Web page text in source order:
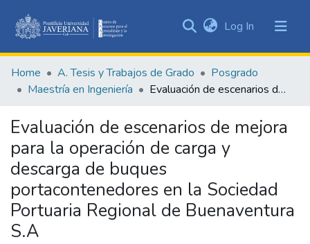
&
Collections
Statistics
Log In (current)
Home A. Tesis y Trabajos de Grado
Posgrado
Maestría en Ingeniería
Evaluación de escenarios de mejora para la operación de carga y descarga de buques portacontenedores en la Sociedad Portuaria Regional de Buenaventura S.A
Evaluación de escenarios de mejora
para la operación de carga y
descarga de buques
portacontenedores en la Sociedad
Portuaria Regional de Buenaventura
S.A